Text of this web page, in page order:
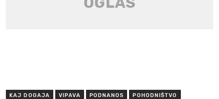
KAJ DOGAJA VIPAVA PODNANOS POHODNIŠTVO